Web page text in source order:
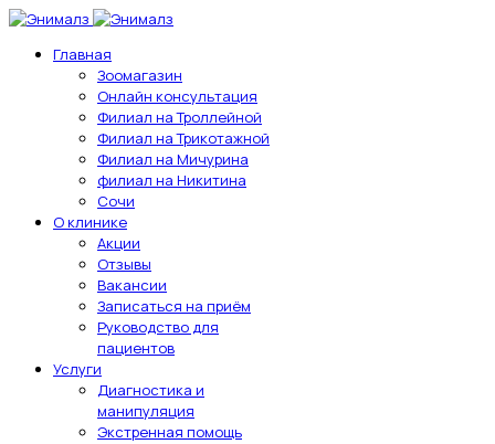
Главная
Зоомагазин
Онлайн консультация
Филиал на Троллейной
Филиал на Трикотажной
Филиал на Мичурина
филиал на Никитина
Сочи
О клинике
Акции
Отзывы
Вакансии
Записаться на приём
Руководство для
пациентов
Услуги
Диагностика и
манипуляция
Экстренная помощь